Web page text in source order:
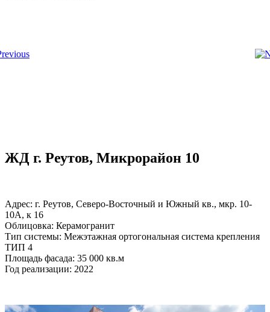
ЖД г. Реутов, Микрорайон 10
Адрес: г. Реутов, Северо-Восточный и Южный кв., мкр. 10-
10А, к 16
Облицовка: Керамогранит
Тип системы: Межэтажная ортогональная система крепления
ТИП 4
Площадь фасада: 35 000 кв.м
Год реализации: 2022